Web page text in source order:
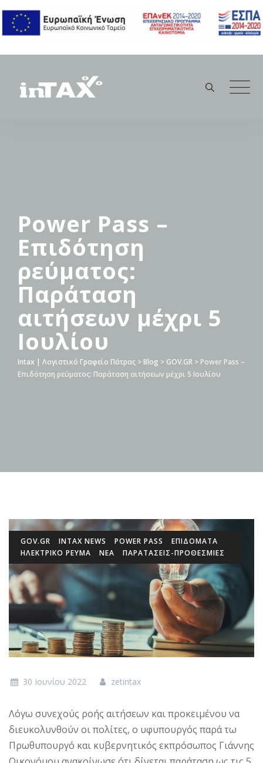
content
Power Pass –
Επιδότηση
ρεύματος:
Παράταση
αιτήσεων μέχρι 5
Ιουλίου
Intax | Λογιστικό Γραφείο Πάτρας > Blog > GOV.GR > Power Pass –
Επιδότηση ρεύματος: Παράταση αιτήσεων μέχρι 5 Ιουλίου
GOV.GR INTAX NEWS POWER PASS
ΕΠΙΔΌΜΑΤΑ
ΗΛΕΚΤΡΙΚΟ ΡΕΥΜΑ
ΝΕΑ ΠΑΡΑΤΑΣΕΙΣ-ΠΡΟΘΕΣΜΙΕΣ
30 Ιουνίου 2022 zetintax
Λόγω συνεχούς ροής αιτήσεων και προκειμένου να
διευκολυνθούν οι πολίτες, ο υφυπουργός παρά τω
Πρωθυπουργό και κυβερνητικός εκπρόσωπος Γιάννης